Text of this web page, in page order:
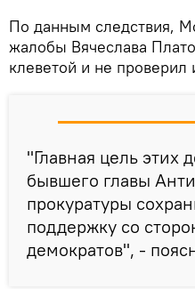
По данным следствия,
жалобы Вячеслава
клеветой и не проверил
"Главная цель этих
бывшего главы
прокуратуры
поддержку со
демократов", -